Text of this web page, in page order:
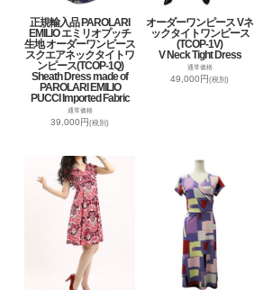
正規輸入品 PAROLARI
EMILIO エミリオプッチ
生地 オーダーワンピース
スクエアネックタイトワ
ンピース(TCOP-1Q)
Sheath Dress made of
PAROLARI EMILIO
PUCCI Imported Fabric
通常価格
39,000円(税別)
オーダーワンピース Vネ
ックタイトワンピース
(TCOP-1V)
V Neck Tight Dress
通常価格
49,000円(税別)